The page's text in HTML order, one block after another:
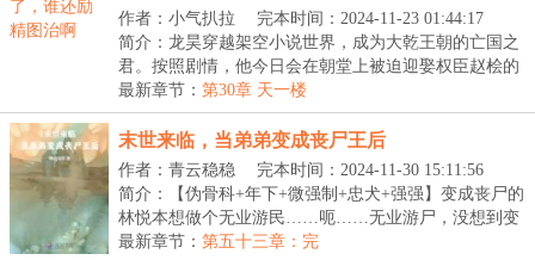
作者：小气扒拉
完本时间：2024-11-23 01:44:17
简介：龙昊穿越架空小说世界，成为大乾王朝的亡国之
君。按照剧情，他今日会在朝堂上被迫迎娶权臣赵桧的
女...
最新章节： 第30章 天一楼
末世来临，当弟弟变成丧尸王后
作者：青云稳稳
完本时间：2024-11-30 15:11:56
简介：【伪骨科+年下+微强制+忠犬+强强】变成丧尸的
林悦本想做个无业游民……呃……无业游尸，没想到变
成...
最新章节： 第五十三章：完